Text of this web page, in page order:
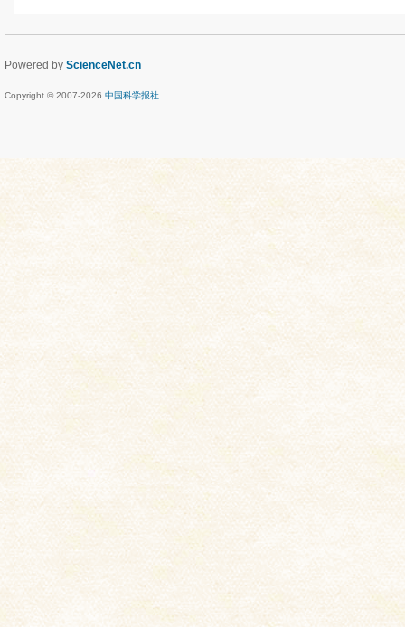
Powered by ScienceNet.cn
Copyright © 2007-2026 中国科学报社